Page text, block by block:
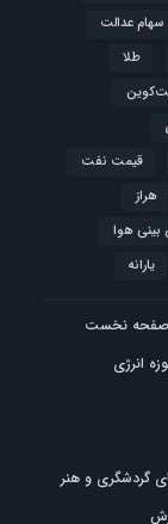
سهام عدالت
طلا
قیمت نفت
هراز
هوا
یارانه
صفحه نخست
انرژی
گردشگری و هنر